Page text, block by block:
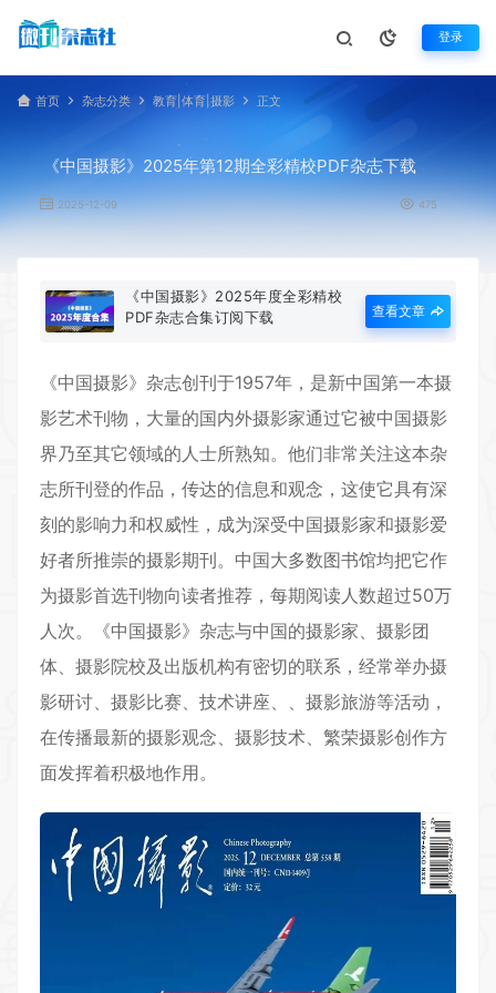
登录
首页 杂志分类 教育|体育|摄影 正文
《中国摄影》2025年第12期全彩精校PDF杂志下载
2025-12-09 475
《中国摄影》2025年度全彩精校
PDF杂志合集订阅下载
查看文章
《中国摄影》杂志创刊于1957年，是新中国第一本摄
影艺术刊物，大量的国内外摄影家通过它被中国摄影
界乃至其它领域的人士所熟知。他们非常关注这本杂
志所刊登的作品，传达的信息和观念，这使它具有深
刻的影响力和权威性，成为深受中国摄影家和摄影爱
好者所推崇的摄影期刊。中国大多数图书馆均把它作
为摄影首选刊物向读者推荐，每期阅读人数超过50万
人次。《中国摄影》杂志与中国的摄影家、摄影团
体、摄影院校及出版机构有密切的联系，经常举办摄
影研讨、摄影比赛、技术讲座、、摄影旅游等活动，
在传播最新的摄影观念、摄影技术、繁荣摄影创作方
面发挥着积极地作用。